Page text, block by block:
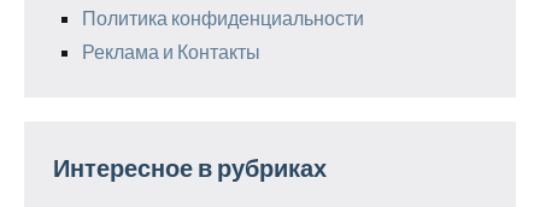
Политика конфиденциальности
Реклама и Контакты
Интересное в рубриках